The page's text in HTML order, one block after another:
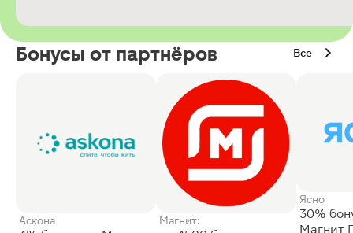
Бонусы от партнёров Все
Аскона Магнит:
Ясно
30%
Магнит